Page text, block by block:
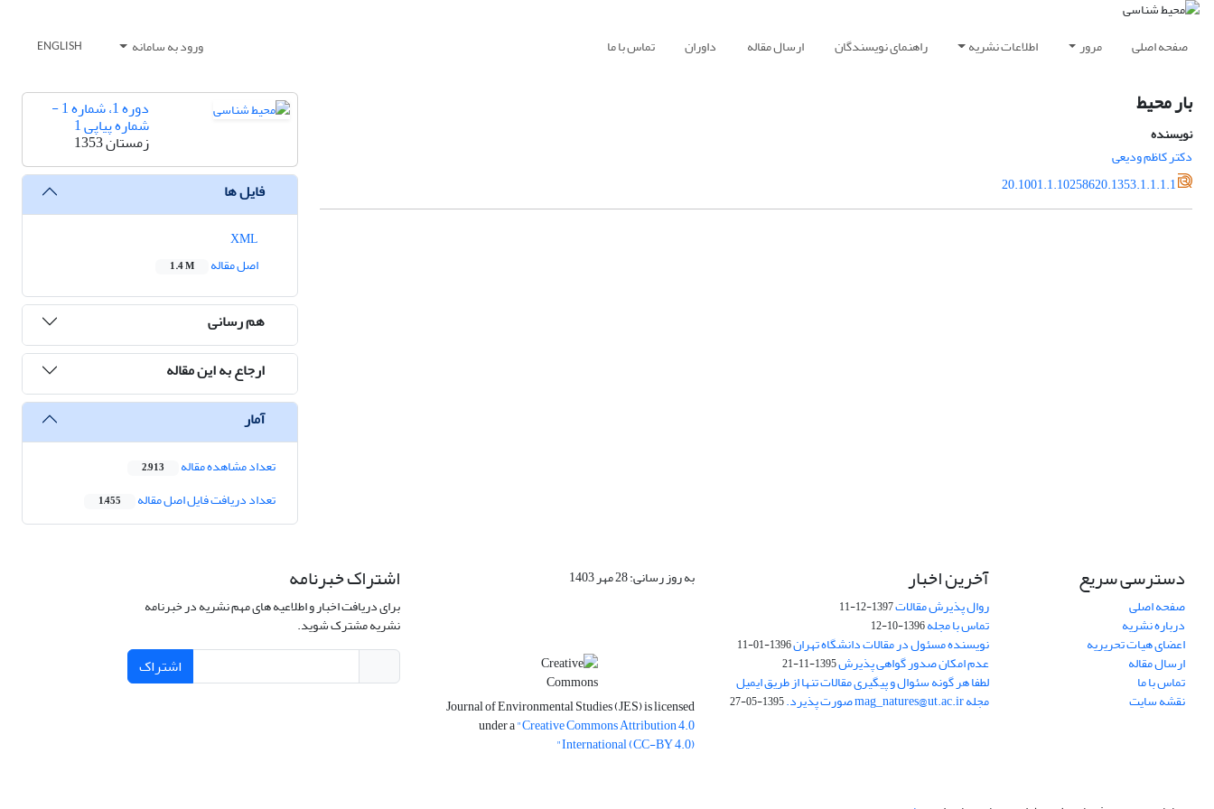
صفحه اصلی مرور اطلاعات نشریه راهنمای نویسندگان ارسال مقاله داوران تماس با ما ورود به سامانه ENGLISH
بار محیط
نویسنده
دکتر کاظم ودیعی
20.1001.1.10258620.1353.1.1.1.1
دوره 1، شماره 1 -
شماره پیاپی 1
زمستان 1353
فایل ها
اصل مقاله
1.4 M
هم رسانی
ارجاع به این مقاله
آمار
تعداد مشاهده مقاله 2,913
تعداد دریافت فایل اصل مقاله 1,455
دسترسی سریع
صفحه اصلی
درباره نشریه
اعضای هیات تحریریه
ارسال مقاله
تماس با ما
نقشه سایت
آخرین اخبار
روال پذیرش مقالات1397-12-11
تماس با مجله1396-10-12
نویسنده مسئول در مقالات دانشگاه تهران1396-01-11
عدم امکان صدور گواهی پذیرش1395-11-21
لطفا هر گونه سئوال و پیگیری مقالات تنها از طریق ایمیل
مجله mag_natures@ut.ac.ir صورت پذیرد. 1395-05-27
به روز رسانی: 28 مهر 1403
Journal of Environmental Studies (JES) is licensed
under a"Creative Commons Attribution 4.0
International (CC-BY 4.0)"
اشتراک خبرنامه
برای دریافت اخبار و اطلاعیه های مهم نشریه در خبرنامه
نشریه مشترک شوید.
اشتراک